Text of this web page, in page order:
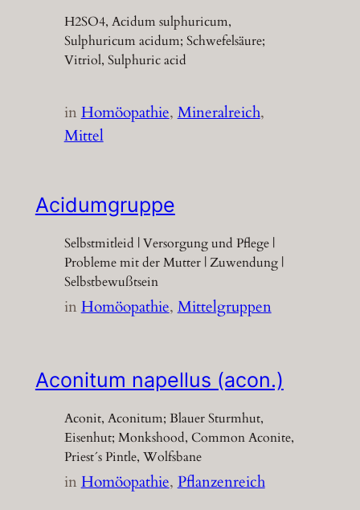
H2SO4, Acidum sulphuricum,
Sulphuricum acidum; Schwefelsäure;
Vitriol, Sulphuric acid
inHomöopathie, Mineralreich
Mittel
Acidumgruppe
Selbstmitleid | Versorgung und Pflege |
Probleme mit der Mutter | Zuwendung |
Selbstbewußtsein
inHomöopathie, Mittelgruppen
Aconitum napellus (acon.)
Aconit, Aconitum; Blauer Sturmhut,
Eisenhut; Monkshood, Common Aconite,
Priest´s Pintle, Wolfsbane
inHomöopathie, Pflanzenreich